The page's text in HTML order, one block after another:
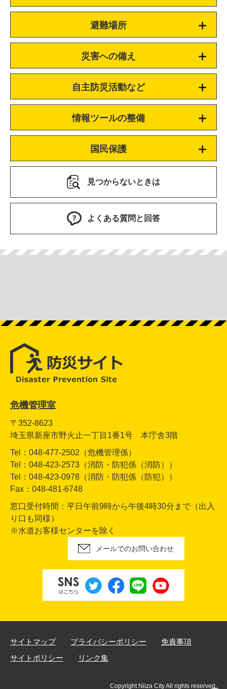
避難場所
災害への備え
自主防災活動など
情報ツールの整備
国民保護
見つからないときは
よくある質問と回答
危機管理室
〒352-8623
埼玉県新座市野火止一丁目1番1号 本庁舎3階
Tel：048-477-2502（危機管理係）
Tel：048-423-2573（消防・防犯係（消防））
Tel：048-423-0978（消防・防犯係（防犯））
Fax：048-481-6748
窓口受付時間：平日午前9時から午後4時30分まで（出入
り口も同様）
※水道お客様センターを除く
メールでのお問い合わせ
サイトマップ プライバシーポリシー
免責事項
サイトポリシー
リンク集
Copyright Niiza City All rights reserved.